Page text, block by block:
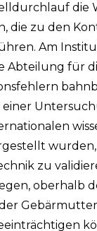
die
die zu den
Am
Abteilung für
zu
oberhalb